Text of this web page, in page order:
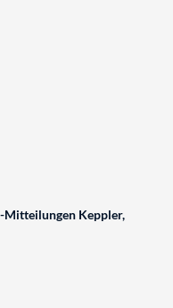
Mitteilungen Keppler,